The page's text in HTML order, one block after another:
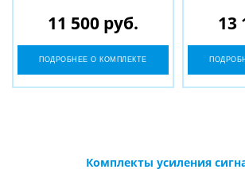
11 500 руб.
ПОДРОБНЕЕ О КОМПЛЕКТЕ
13
Комплекты усиления